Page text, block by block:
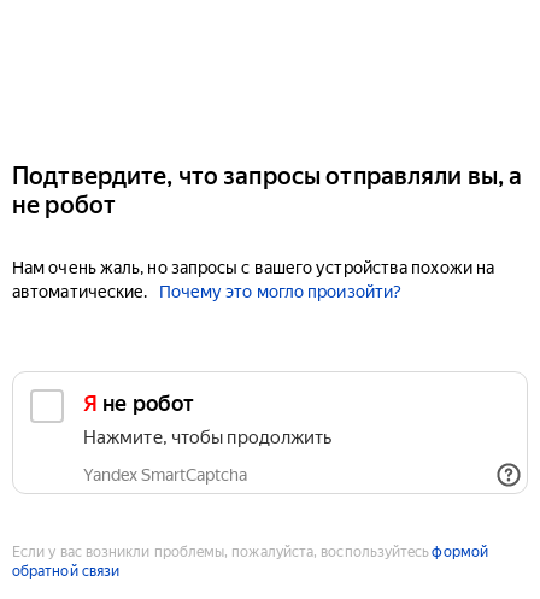
Подтвердите, что запросы отправляли вы, а
не робот
Нам очень жаль, но запросы с вашего устройства похожи на
автоматические.
Почему это могло произойти?
Я не робот
Нажмите, чтобы продолжить
Yandex SmartCaptcha
Если у вас возникли проблемы, пожалуйста, воспользуйтесьформой
обратной связи